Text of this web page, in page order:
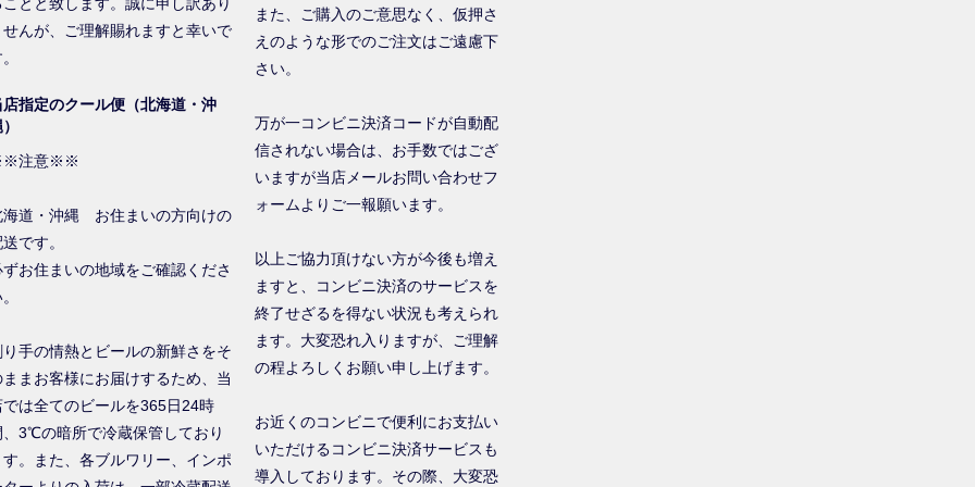
せんが、ご理解賜れますと幸いで
店指定のクール便（北海道・沖
注意※※
海道・沖縄 お住まいの方向けの
です。
ずお住まいの地域をご確認くださ
り手の情熱とビールの新鮮さをそ
ままお客様にお届けするため、当
では全てのビールを365日24時
、3℃の暗所で冷蔵保管しており
す。また、各ブルワリー、インポ
また、ご購入のご意思なく、仮押さ
えのような形でのご注文はご遠慮下
さい。
万が一コンビニ決済コードが自動配
信されない場合は、お手数ではござ
いますが当店メールお問い合わせフ
ォームよりご一報願います。
以上ご協力頂けない方が今後も増え
ますと、コンビニ決済のサービスを
終了せざるを得ない状況も考えられ
ます。大変恐れ入りますが、ご理解
の程よろしくお願い申し上げます。
お近くのコンビニで便利にお支払い
いただけるコンビニ決済サービスも
導入しております。その際、大変恐